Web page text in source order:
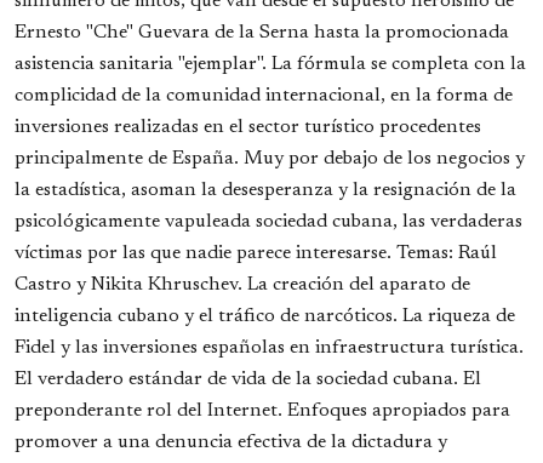
Ernesto "Che" Guevara de la Serna hasta la promocionada
asistencia sanitaria "ejemplar". La fórmula se completa con la
complicidad de la comunidad internacional, en la forma de
inversiones realizadas en el sector turístico procedentes
principalmente de España. Muy por debajo de los negocios y
la estadística, asoman la desesperanza y la resignación de la
psicológicamente vapuleada sociedad cubana, las verdaderas
víctimas por las que nadie parece interesarse. Temas: Raúl
Castro y Nikita Khruschev. La creación del aparato de
inteligencia cubano y el tráfico de narcóticos. La riqueza de
Fidel y las inversiones españolas en infraestructura turística.
El verdadero estándar de vida de la sociedad cubana. El
preponderante rol del Internet. Enfoques apropiados para
promover a una denuncia efectiva de la dictadura y